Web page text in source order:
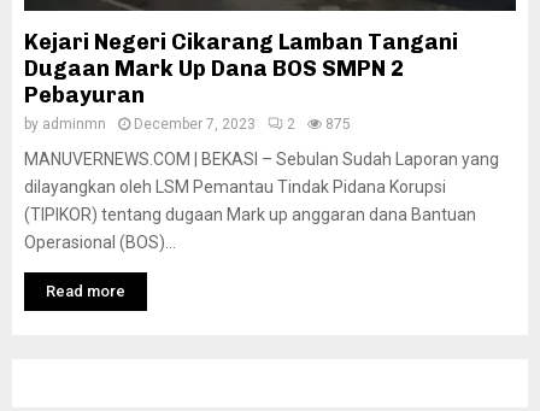
Kejari Negeri Cikarang Lamban Tangani
Dugaan Mark Up Dana BOS SMPN 2
Pebayuran
by adminmn December 7, 2023 2 875
MANUVERNEWS.COM | BEKASI – Sebulan Sudah Laporan yang
dilayangkan oleh LSM Pemantau Tindak Pidana Korupsi
(TIPIKOR) tentang dugaan Mark up anggaran dana Bantuan
Operasional (BOS)...
Read more